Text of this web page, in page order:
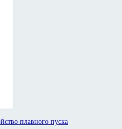
плавного пуска